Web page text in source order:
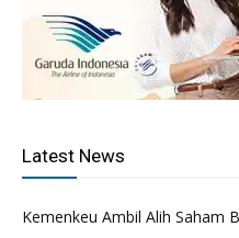
Latest News
Kemenkeu Ambil Alih Saham